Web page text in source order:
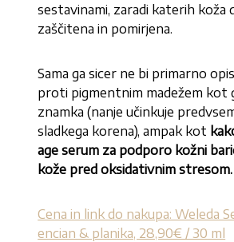
sestavinami, zaradi katerih koža
zaščitena in pomirjena.
Sama ga sicer ne bi primarno
proti pigmentnim madežem kot
znamka (nanje učinkuje
sladkega korena), ampak kot
age serum za podporo kožni
kože pred oksidativnim stresom.
Cena in link do nakupa: Weleda
encian & planika, 28,90€ / 30 ml